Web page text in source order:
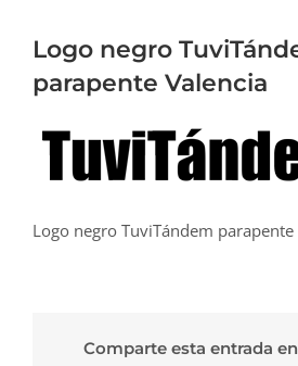
Logo negro
parapente Valencia
Logo negro TuviTándem parapente
Comparte esta entrada